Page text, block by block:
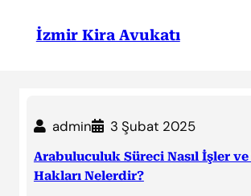
İzmir Kira Avukatı
admin 3 Şubat 2025
Arabuluculuk Süreci Nasıl İşler
Hakları Nelerdir?